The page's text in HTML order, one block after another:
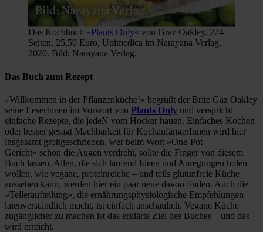
Das Kochbuch »Plants Only« von Graz Oakley. 224
Seiten, 25,50 Euro, Unimedica im Narayana Verlag,
2020. Bild: Narayana Verlag.
Das Buch zum Rezept
»Willkommen in der Pflanzenküche!« begrüßt der Brite Gaz Oakley
seine LeserInnen im Vorwort von Plants Only und verspricht
einfache Rezepte, die jedeN vom Hocker hauen. Einfaches Kochen
oder besser gesagt Machbarkeit für KochanfängerInnen wird hier
insgesamt großgeschrieben, wer beim Wort »One-Pot-
Gericht« schon die Augen verdreht, sollte die Finger von diesem
Buch lassen. Allen, die sich laufend Ideen und Anregungen holen
wollen, wie vegane, proteinreiche – und teils glutunfreie Küche
aussehen kann, werden hier ein paar neue davon finden. Auch die
»Telleraufteilung», die ernährungsphysiologische Empfehlungen
laienverständlich macht, ist einfach anschaulich. Vegane Küche
zugänglicher zu machen ist das erklärte Ziel des Buches – und das
wird erreicht.